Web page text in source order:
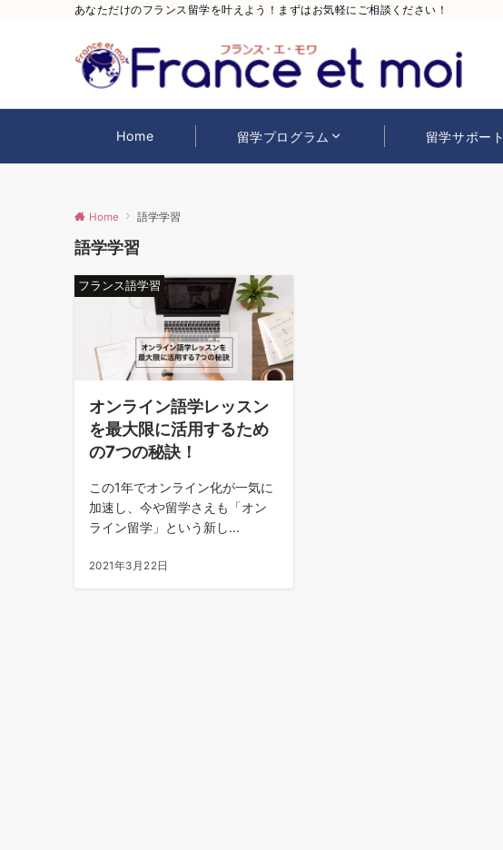
あなただけのフランス留学を叶えよう！まずはお気軽にご相談ください！
Home 留学プログラム 留学サポート
Home 語学学習
語学学習
フランス語学習
オンライン語学レッスン
を最大限に活用するため
の7つの秘訣！
この1年でオンライン化が一気に
加速し、今や留学さえも「オン
ライン留学」という新し...
2021年3月22日